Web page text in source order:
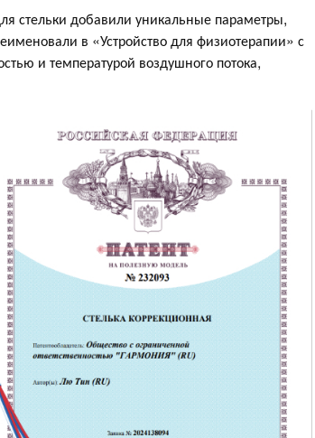
стельки добавили уникальные параметры,
в «Устройство для физиотерапии» с
и температурой воздушного потока,